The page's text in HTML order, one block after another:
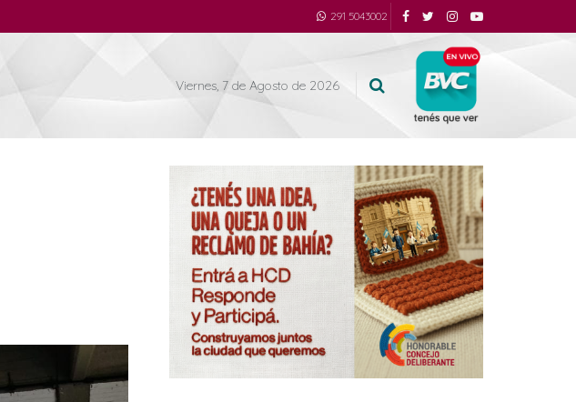
291 5043002
Viernes, 7 de Agosto de 2026